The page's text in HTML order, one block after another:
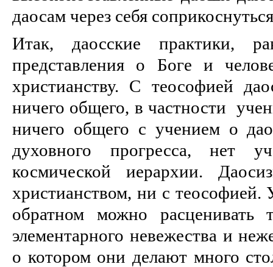
даосам через себя
Итак, даосские практики,
представления о Боге и
христианству. С теософией
ничего общего, в частности
ничего общего с учением о
духовного прогресса,
космической иерархии.
христианством, ни с теософией.
обратном можно расценивать
элементарного невежества и
о котором они делают много